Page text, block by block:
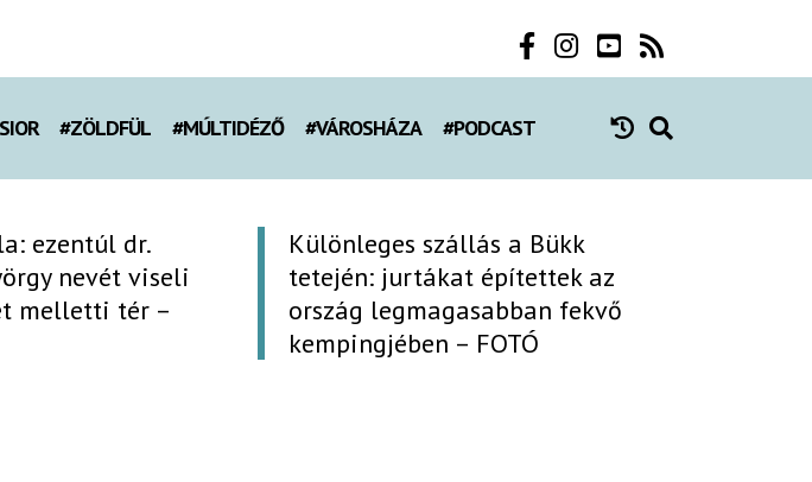
#ZÖLDFÜL #MÚLTIDÉZŐ #VÁROSHÁZA #PODCAST
ezentúl dr.
nevét viseli
melletti tér –
Különleges szállás a Bükk
tetején: jurtákat építettek az
ország legmagasabban fekvő
kempingjében – FOTÓ